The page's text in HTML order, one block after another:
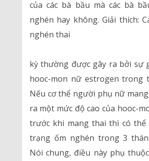
của các bà bầu mà các bà
nghén hay không. Giải thích:
nghén thai
kỳ thường được gây ra bởi sự
hooc-mon nữ estrogen trong
Nếu cơ thể người phụ nữ
ra một mức độ cao của hooc-
trước khi mang thai thì có thể
trạng ốm nghén trong 3
Nói chung, điều này phụ